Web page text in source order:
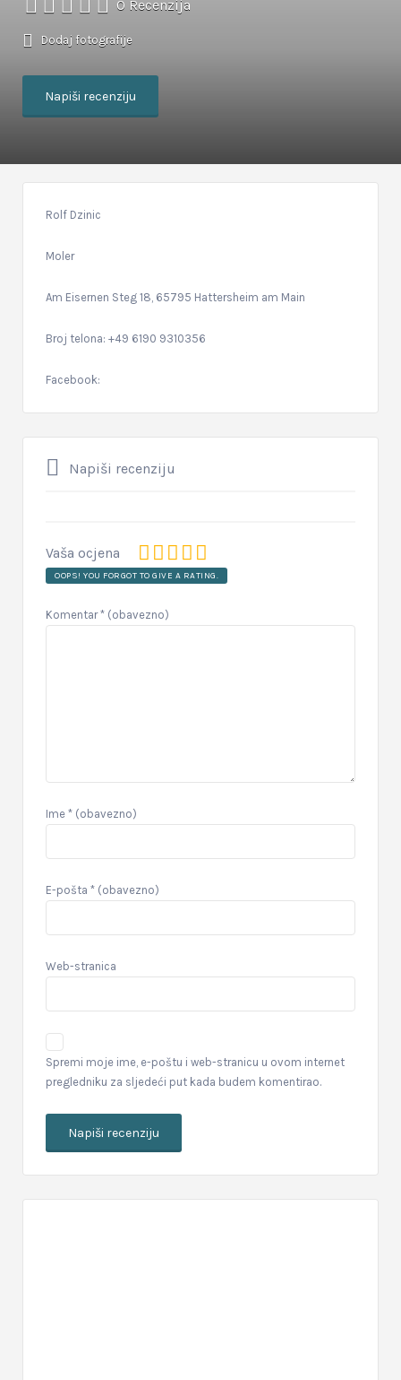
0 Recenzija
Dodaj fotografije
Napiši recenziju
Rolf Dzinic
Moler
Am Eisernen Steg 18, 65795 Hattersheim am Main
Broj telona: +49 6190 9310356
Facebook:
Napiši recenziju
Vaša ocjena
OOPS! YOU FORGOT TO GIVE A RATING.
Komentar* (obavezno)
Ime * (obavezno)
E-pošta * (obavezno)
Web-stranica
Spremi moje ime, e-poštu i web-stranicu u ovom internet
pregledniku za sljedeći put kada budem komentirao.